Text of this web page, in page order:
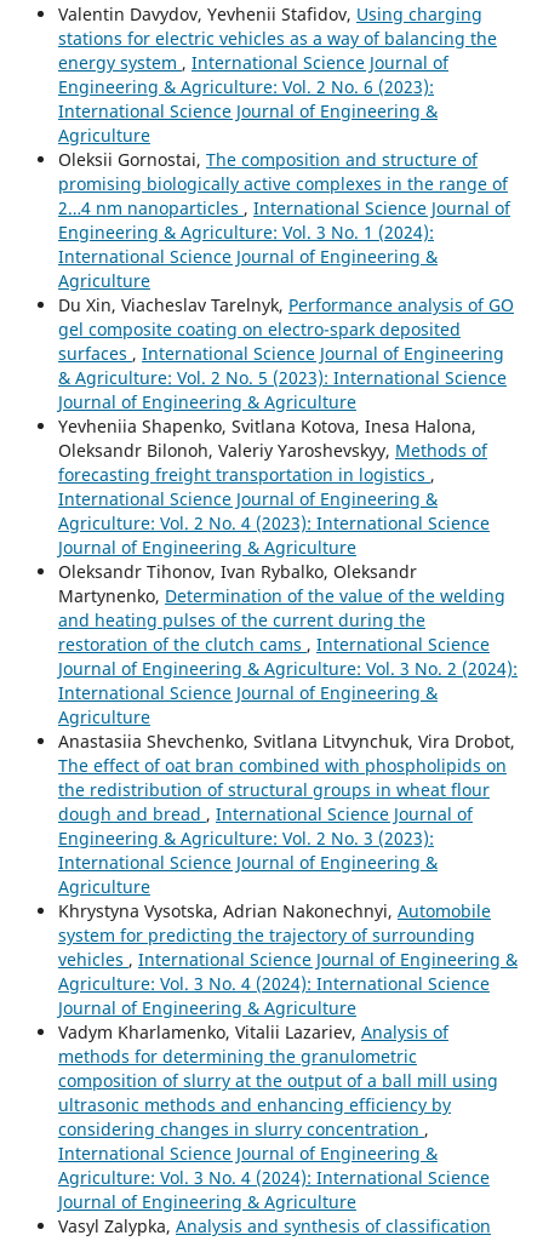
Valentin Davydov, Yevhenii Stafidov, Using charging
stations for electric vehicles as a way of balancing the
energy system , International Science Journal of
Engineering & Agriculture: Vol. 2 No. 6 (2023):
International Science Journal of Engineering &
Agriculture
Oleksii Gornostai, The composition and structure of
promising biologically active complexes in the range of
2…4 nm nanoparticles , International Science Journal of
Engineering & Agriculture: Vol. 3 No. 1 (2024):
International Science Journal of Engineering &
Agriculture
Du Xin, Viacheslav Tarelnyk, Performance analysis of GO
gel composite coating on electro-spark deposited
surfaces , International Science Journal of Engineering
& Agriculture: Vol. 2 No. 5 (2023): International Science
Journal of Engineering & Agriculture
Yevheniia Shapenko, Svitlana Kotova, Inesa Halona,
Oleksandr Bilonoh, Valeriy Yaroshevskyy, Methods of
forecasting freight transportation in logistics ,
International Science Journal of Engineering &
Agriculture: Vol. 2 No. 4 (2023): International Science
Journal of Engineering & Agriculture
Oleksandr Tihonov, Ivan Rybalko, Oleksandr
Martynenko, Determination of the value of the welding
and heating pulses of the current during the
restoration of the clutch cams , International Science
Journal of Engineering & Agriculture: Vol. 3 No. 2 (2024):
International Science Journal of Engineering &
Agriculture
Anastasiia Shevchenko, Svitlana Litvynchuk, Vira Drobot,
The effect of oat bran combined with phospholipids on
the redistribution of structural groups in wheat flour
dough and bread , International Science Journal of
Engineering & Agriculture: Vol. 2 No. 3 (2023):
International Science Journal of Engineering &
Agriculture
Khrystyna Vysotska, Adrian Nakonechnyi, Automobile
system for predicting the trajectory of surrounding
vehicles , International Science Journal of Engineering &
Agriculture: Vol. 3 No. 4 (2024): International Science
Journal of Engineering & Agriculture
Vadym Kharlamenko, Vitalii Lazariev, Analysis of
methods for determining the granulometric
composition of slurry at the output of a ball mill using
ultrasonic methods and enhancing efficiency by
considering changes in slurry concentration ,
International Science Journal of Engineering &
Agriculture: Vol. 3 No. 4 (2024): International Science
Journal of Engineering & Agriculture
Vasyl Zalypka, Analysis and synthesis of classification